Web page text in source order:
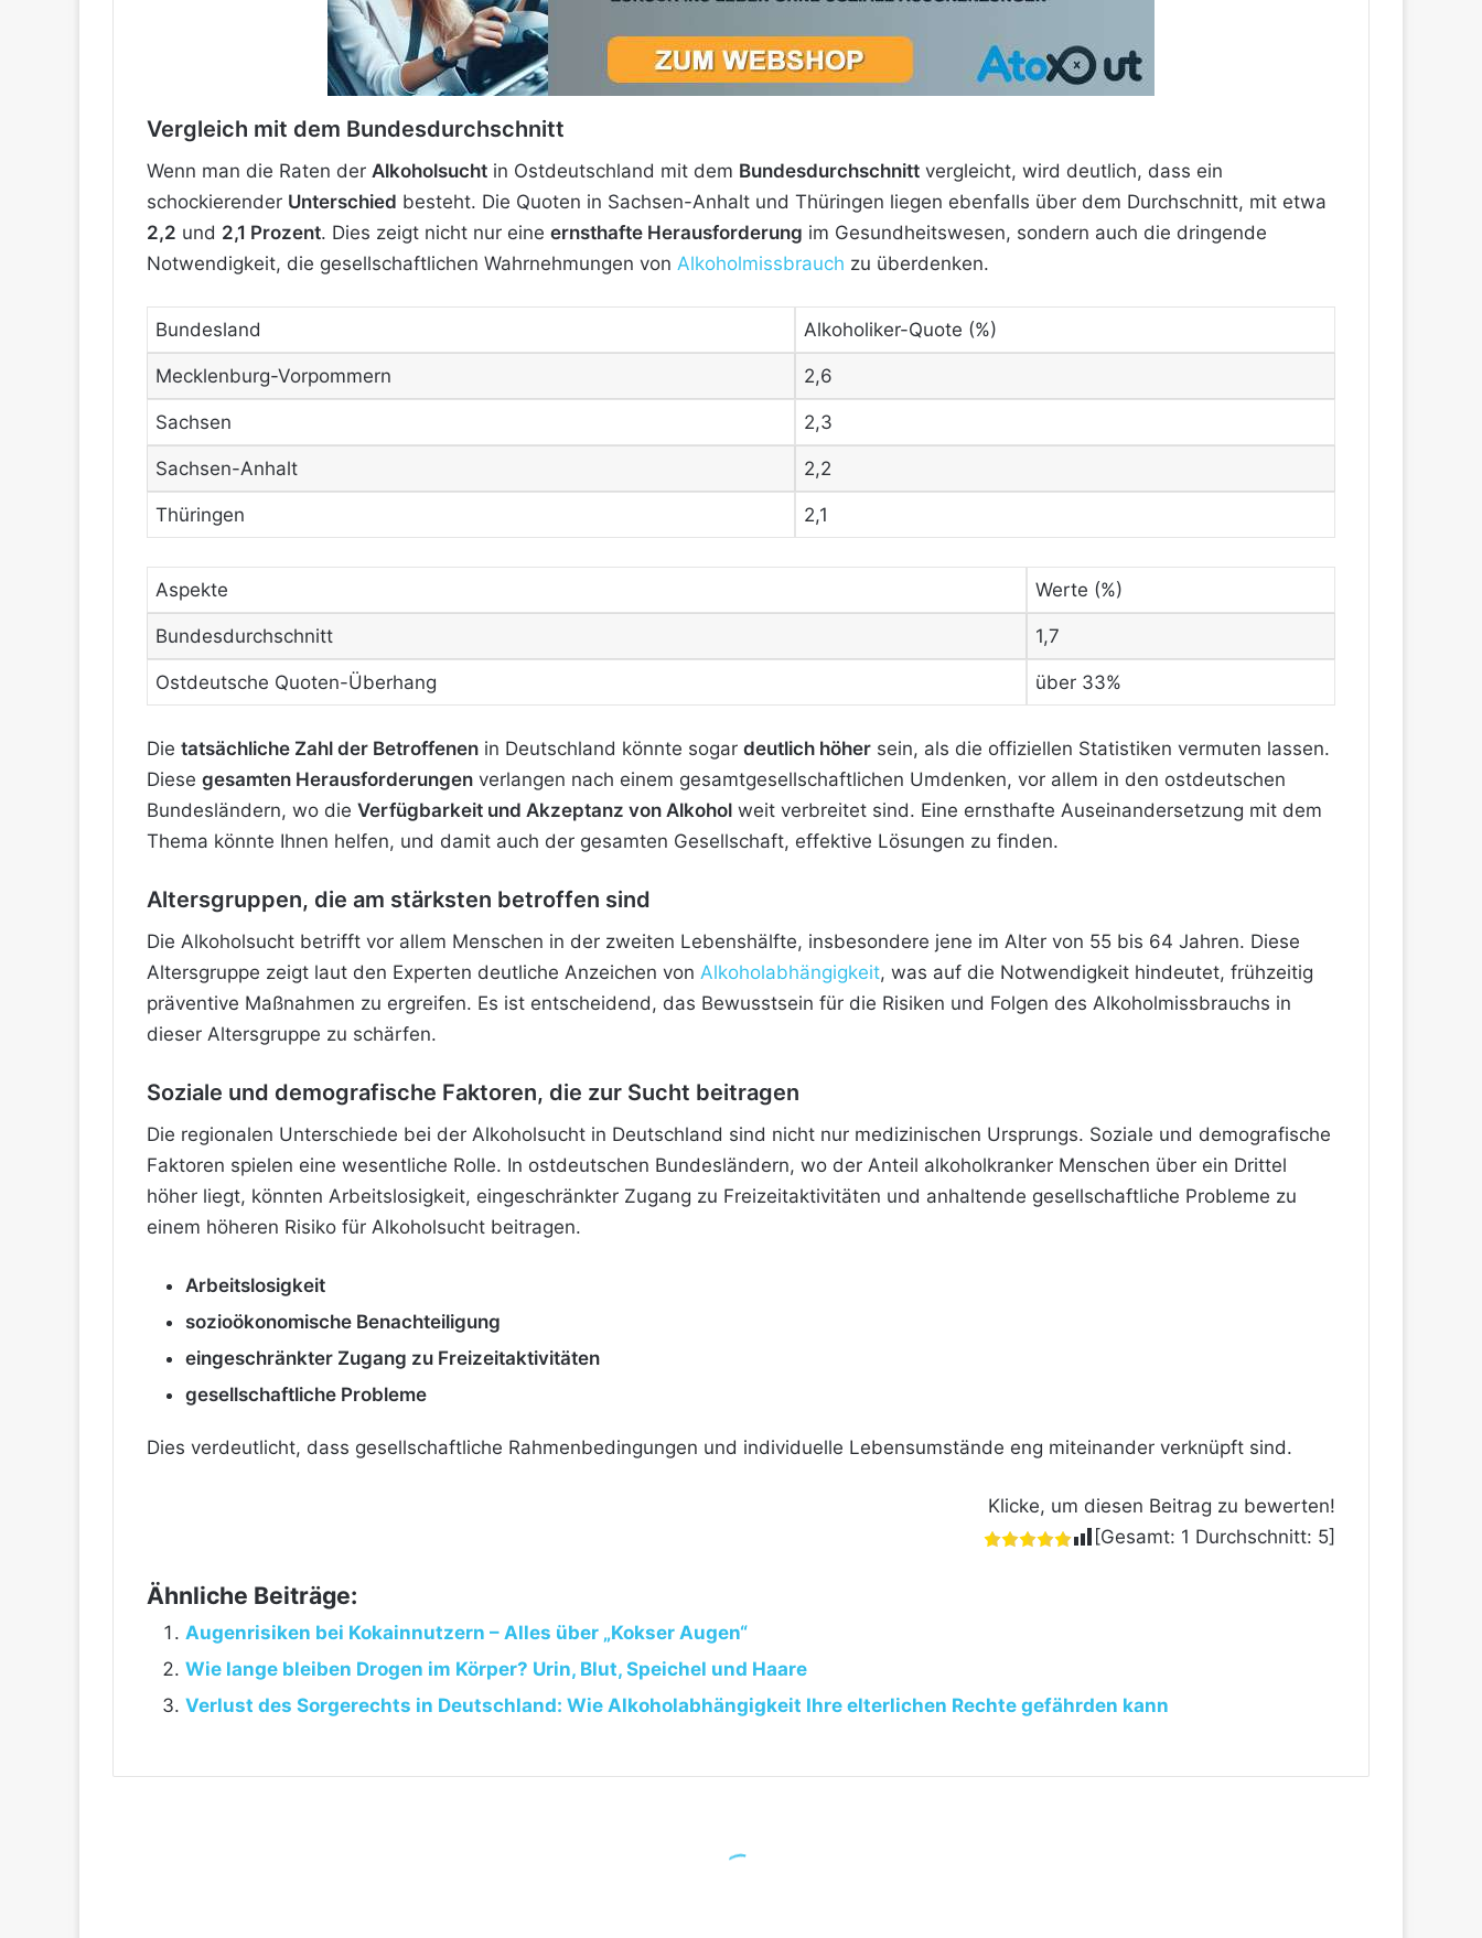
Vergleich mit dem Bundesdurchschnitt
Wenn man die Raten der Alkoholsucht in Ostdeutschland mit dem Bundesdurchschnitt vergleicht, wird deutlich, dass ein
schockierender Unterschied besteht. Die Quoten in Sachsen-Anhalt und Thüringen liegen ebenfalls über dem Durchschnitt, mit etwa
2,2 und 2,1 Prozent. Dies zeigt nicht nur eine ernsthafte Herausforderung im Gesundheitswesen, sondern auch die dringende
Notwendigkeit, die gesellschaftlichen Wahrnehmungen von Alkoholmissbrauch zu überdenken.
Bundesland Alkoholiker-Quote (%)
Mecklenburg-Vorpommern 2,6
Sachsen 2,3
Sachsen-Anhalt 2,2
Thüringen 2,1
Aspekte Werte (%)
Bundesdurchschnitt 1,7
Ostdeutsche Quoten-Überhang über 33%
Die tatsächliche Zahl der Betroffenen in Deutschland könnte sogar deutlich höher sein, als die offiziellen Statistiken vermuten lassen.
Diese gesamten Herausforderungen verlangen nach einem gesamtgesellschaftlichen Umdenken, vor allem in den ostdeutschen
Bundesländern, wo die Verfügbarkeit und Akzeptanz von Alkohol weit verbreitet sind. Eine ernsthafte Auseinandersetzung mit dem
Thema könnte Ihnen helfen, und damit auch der gesamten Gesellschaft, effektive Lösungen zu finden.
Altersgruppen, die am stärksten betroffen sind
Die Alkoholsucht betrifft vor allem Menschen in der zweiten Lebenshälfte, insbesondere jene im Alter von 55 bis 64 Jahren. Diese
Altersgruppe zeigt laut den Experten deutliche Anzeichen von Alkoholabhängigkeit, was auf die Notwendigkeit hindeutet, frühzeitig
präventive Maßnahmen zu ergreifen. Es ist entscheidend, das Bewusstsein für die Risiken und Folgen des Alkoholmissbrauchs in
dieser Altersgruppe zu schärfen.
Soziale und demografische Faktoren, die zur Sucht beitragen
Die regionalen Unterschiede bei der Alkoholsucht in Deutschland sind nicht nur medizinischen Ursprungs. Soziale und demografische
Faktoren spielen eine wesentliche Rolle. In ostdeutschen Bundesländern, wo der Anteil alkoholkranker Menschen über ein Drittel
höher liegt, könnten Arbeitslosigkeit, eingeschränkter Zugang zu Freizeitaktivitäten und anhaltende gesellschaftliche Probleme zu
einem höheren Risiko für Alkoholsucht beitragen.
Arbeitslosigkeit
sozioökonomische Benachteiligung
eingeschränkter Zugang zu Freizeitaktivitäten
gesellschaftliche Probleme
Dies verdeutlicht, dass gesellschaftliche Rahmenbedingungen und individuelle Lebensumstände eng miteinander verknüpft sind.
Klicke, um diesen Beitrag zu bewerten!
[Gesamt: 1 Durchschnitt: 5]
Ähnliche Beiträge:
Augenrisiken bei Kokainnutzern – Alles über „Kokser Augen“
Wie lange bleiben Drogen im Körper? Urin, Blut, Speichel und Haare
Verlust des Sorgerechts in Deutschland: Wie Alkoholabhängigkeit Ihre elterlichen Rechte gefährden kann